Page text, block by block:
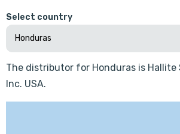
Select country
The distributor for Honduras is Hallite
Inc. USA.